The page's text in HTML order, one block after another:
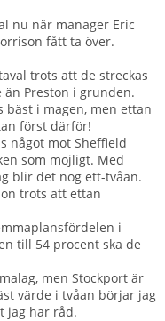
nu när manager Eric
fått ta över.
trots att de streckas
Preston i grunden.
bäst i magen, men ettan
först därför!
något mot Sheffield
som möjligt. Med
blir det nog ett-tvåan.
trots att ettan
i
till 54 procent ska de
men Stockport är
värde i tvåan börjar jag
jag har råd.